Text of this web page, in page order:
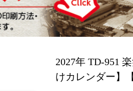
2027年 TD-951
けカレンダー】